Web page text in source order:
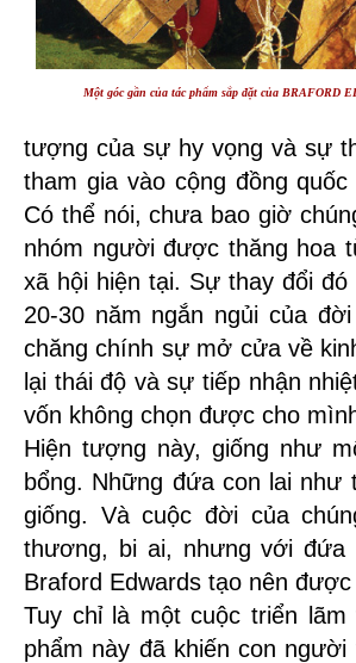
Một góc gần của tác phẩm sắp đặt của BRAFORD
tượng của sự hy vọng và sự
tham gia vào cộng đồng
Có thể nói, chưa bao giờ
nhóm người được thăng hoa
xã hội hiện tại. Sự thay đổi
20-30 năm ngắn ngủi của
chăng chính sự mở cửa về
lại thái độ và sự tiếp nhận
vốn không chọn được cho
Hiện tượng này, giống như
bổng. Những đứa con lai như
giống. Và cuộc đời của
thương, bi ai, nhưng với đứa
Braford Edwards tạo nên
Tuy chỉ là một cuộc triển
phẩm này đã khiến con